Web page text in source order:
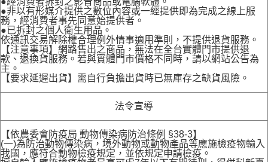
●非以有形媒介提供之數位內容或一經提供即為完成之線上服
務，經消費者事先同意始提供者。
●已拆封之個人衛生用品。
依通訊交易解除權合理例外情事適用準則，不提供退貨服務。
【注意事項】網路售出之商品，無法在全台實體門市提供退
款、退換貨服務。若與實體門市價格不同時，請以網站公告為
主。
【要求延遲出貨】需自行負擔出貨時已無庫存之缺貨風險。
法令宣導
【依農委會防疫局 動物傳染病防治條例 §38-3】
(一)為防治動物傳染病，境外動物或動物產品等應施檢疫物輸入
我國，應符合動物檢疫規定，並依規定申請檢疫。